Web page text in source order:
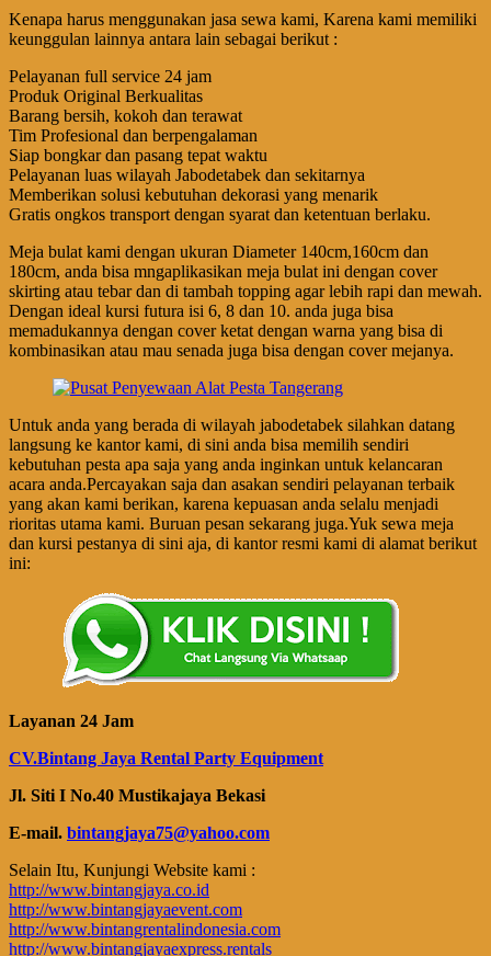
Kenapa harus menggunakan jasa sewa kami, Karena kami memiliki
keunggulan lainnya antara lain sebagai berikut :
Pelayanan full service 24 jam
Produk Original Berkualitas
Barang bersih, kokoh dan terawat
Tim Profesional dan berpengalaman
Siap bongkar dan pasang tepat waktu
Pelayanan luas wilayah Jabodetabek dan sekitarnya
Memberikan solusi kebutuhan dekorasi yang menarik
Gratis ongkos transport dengan syarat dan ketentuan berlaku.
Meja bulat kami dengan ukuran Diameter 140cm,160cm dan
180cm, anda bisa mngaplikasikan meja bulat ini dengan cover
skirting atau tebar dan di tambah topping agar lebih rapi dan mewah.
Dengan ideal kursi futura isi 6, 8 dan 10. anda juga bisa
memadukannya dengan cover ketat dengan warna yang bisa di
kombinasikan atau mau senada juga bisa dengan cover mejanya.
Untuk anda yang berada di wilayah jabodetabek silahkan datang
langsung ke kantor kami, di sini anda bisa memilih sendiri
kebutuhan pesta apa saja yang anda inginkan untuk kelancaran
acara anda.Percayakan saja dan asakan sendiri pelayanan terbaik
yang akan kami berikan, karena kepuasan anda selalu menjadi
rioritas utama kami. Buruan pesan sekarang juga.Yuk sewa meja
dan kursi pestanya di sini aja, di kantor resmi kami di alamat berikut
ini:
Layanan 24 Jam
CV.Bintang Jaya Rental Party Equipment
Jl. Siti I No.40 Mustikajaya Bekasi
E-mail. bintangjaya75@yahoo.com
Selain Itu, Kunjungi Website kami :
http://www.bintangjaya.co.id
http://www.bintangjayaevent.com
http://www.bintangrentalindonesia.com
http://www.bintangjayaexpress.rentals